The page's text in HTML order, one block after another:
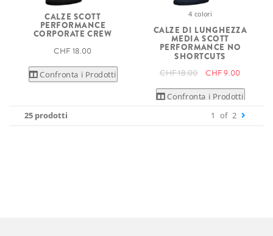
CALZE SCOTT
PERFORMANCE
CORPORATE CREW
CHF 18.00
Confronta i Prodotti
4 colori
CALZE DI LUNGHEZZA
MEDIA SCOTT
PERFORMANCE NO
SHORTCUTS
CHF 18.00 CHF 9.00
Confronta i Prodotti
25 prodotti 1 of 2